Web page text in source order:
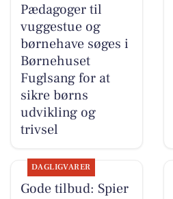
Pædagoger til
vuggestue og
børnehave søges i
Børnehuset
Fuglsang for at
sikre børns
udvikling og
trivsel
DAGLIGVARER
Gode tilbud: Spier